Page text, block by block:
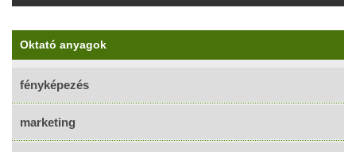
Oktató anyagok
fényképezés
marketing